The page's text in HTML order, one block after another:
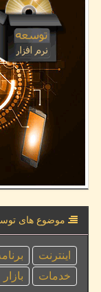
موضوع های
اینترنت
خدمات
بازار